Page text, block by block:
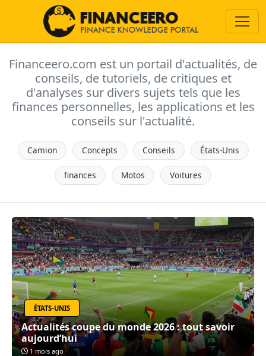
Financeero.com est un portail d'actualités, de
conseils, de tutoriels, de critiques et
d'analyses sur divers sujets tels que les
finances personnelles, les applications et les
conseils sur l'actualité.
Camion Concepts Conseils États-Unis
finances Motos Voitures
ÉTATS-UNIS
Actualités coupe du monde 2026 : tout savoir
aujourd’hui
1 mois ago